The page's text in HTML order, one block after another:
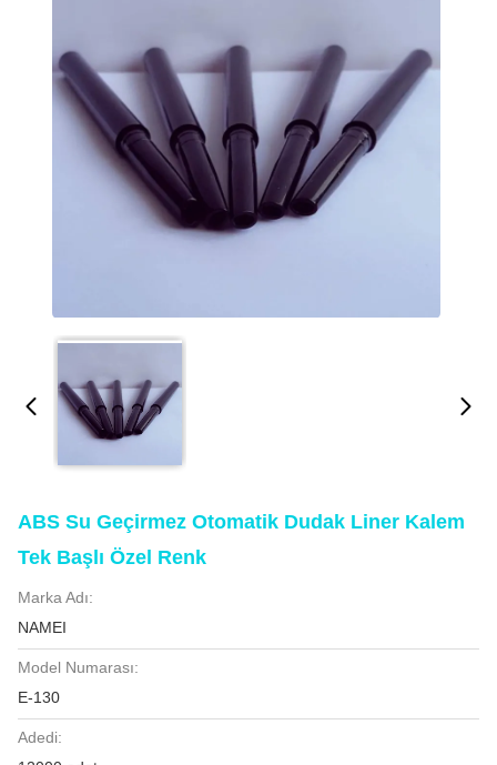
ABS Su Geçirmez Otomatik Dudak Liner Kalem
Tek Başlı Özel Renk
Marka Adı:
NAMEI
Model Numarası:
E-130
Adedi: